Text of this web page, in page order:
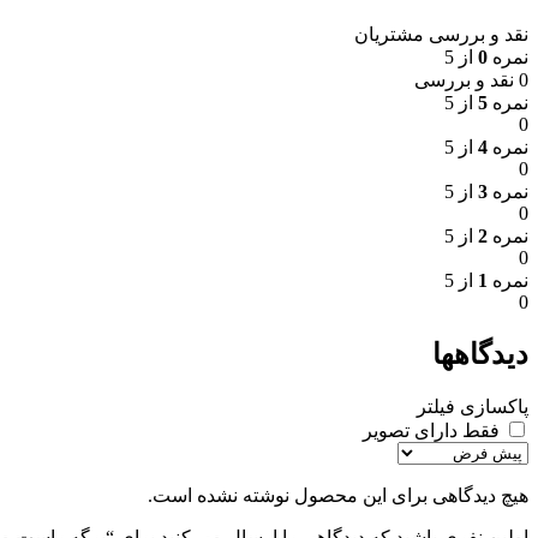
نقد و بررسی مشتریان
نمره 0 از 5
0 نقد و بررسی
نمره 5 از 5
0
نمره 4 از 5
0
نمره 3 از 5
0
نمره 2 از 5
0
نمره 1 از 5
0
دیدگاهها
پاکسازی فیلتر
فقط دارای تصویر
هیچ دیدگاهی برای این محصول نوشته نشده است.